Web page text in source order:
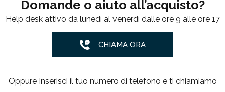
Domande o aiuto all’acquisto?
Help desk attivo da lunedì al venerdì dalle ore 9 alle ore 17
CHIAMA ORA
Oppure Inserisci il tuo numero di telefono e ti chiamiamo